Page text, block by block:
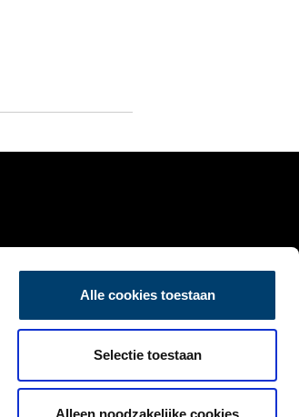
Alle cookies toestaan
Selectie toestaan
Alleen noodzakelijke cookies